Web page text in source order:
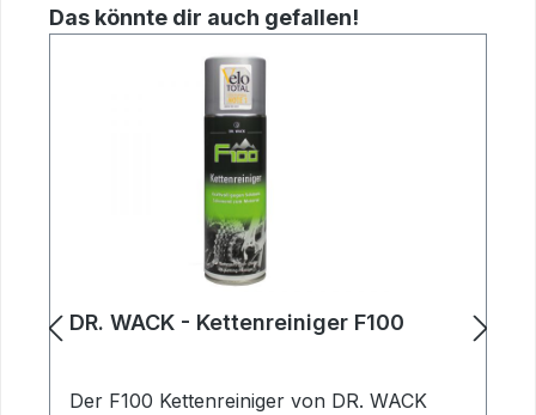
Produktgalerie überspringen
Das könnte dir auch gefallen!
DR. WACK - Kettenreiniger F100
Der F100 Kettenreiniger von DR. WACK